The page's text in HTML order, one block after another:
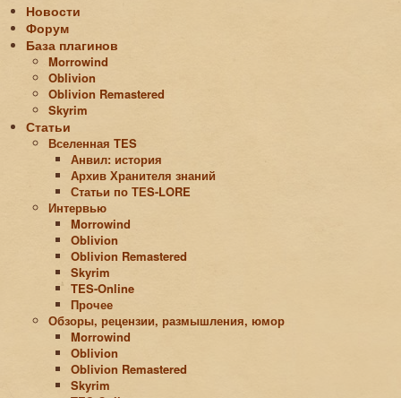
Новости
Форум
База плагинов
Morrowind
Oblivion
Oblivion Remastered
Skyrim
Статьи
Вселенная TES
Анвил: история
Архив Хранителя знаний
Статьи по ТЕS-LORE
Интервью
Morrowind
Oblivion
Oblivion Remastered
Skyrim
TES-Online
Прочее
Обзоры, рецензии, размышления, юмор
Morrowind
Oblivion
Oblivion Remastered
Skyrim